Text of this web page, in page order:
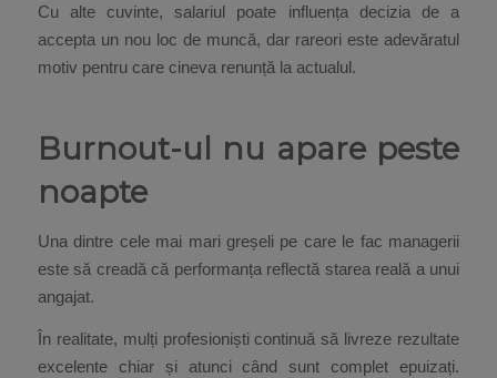
Cu alte cuvinte, salariul poate influența decizia de a
accepta un nou loc de muncă, dar rareori este adevăratul
motiv pentru care cineva renunță la actualul.
Burnout-ul nu apare peste
noapte
Una dintre cele mai mari greșeli pe care le fac managerii
este să creadă că performanța reflectă starea reală a unui
angajat.
În realitate, mulți profesioniști continuă să livreze rezultate
excelente chiar și atunci când sunt complet epuizați.